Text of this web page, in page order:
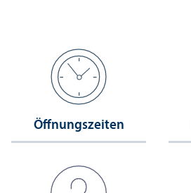
Öffnungs­zeiten